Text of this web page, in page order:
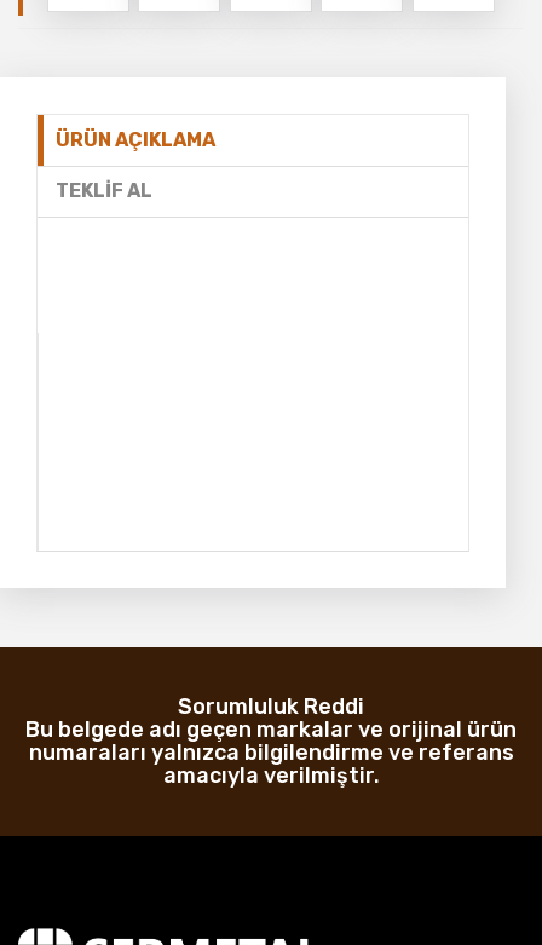
ÜRÜN AÇIKLAMA
TEKLIF AL
Sorumluluk Reddi
Bu belgede adı geçen markalar ve orijinal ürün
numaraları yalnızca bilgilendirme ve referans
amacıyla verilmiştir.